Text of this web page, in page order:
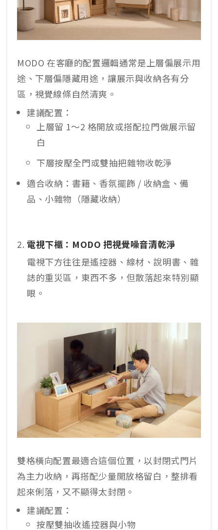
MODO 在客廳的配置邏輯通常是上層偏展示用
途、下層偏隱藏用途，讓展示與收納各有分
區，視覺線條自然清爽。
建議配置：
上層留 1～2 格開放或搭配拉門做展示留
白
下層按壓全門或雙抽把雜物收乾淨
適合收納：書籍、香氛擺飾 / 收納盒、備
品、小雜物（隱藏收納）
電視下櫃：MODO 把視覺噪音清乾淨
電視下方往往是遙控器、線材、說明書、雜
誌的重災區，東西不多，但散落起來特別顯
眼。
雙格橫向配置最適合這個位置，以封閉式門片
為主力收納，再搭配少量開放格留白，整排看
起來俐落，又不顯得太封閉。
建議配置：
按壓雙抽收遙控器與小物